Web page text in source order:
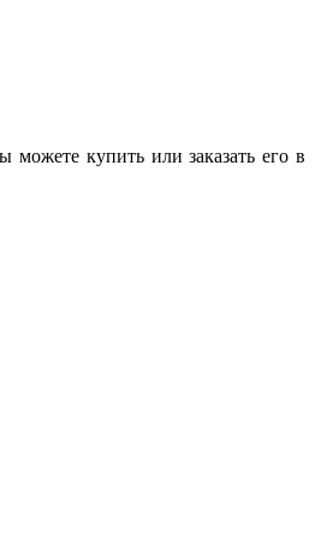
купить или заказать его в